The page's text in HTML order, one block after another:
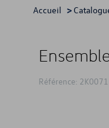
Accueil >
Référence: